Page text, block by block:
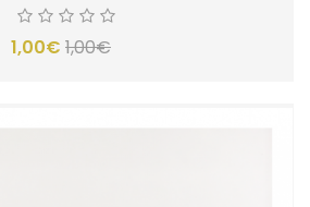
1,00€ 1,00€